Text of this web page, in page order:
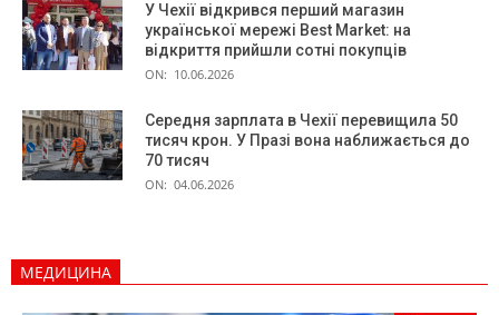
У Чехії відкрився перший магазин
української мережі Best Market: на
відкриття прийшли сотні покупців
ON: 10.06.2026
Середня зарплата в Чехії перевищила 50
тисяч крон. У Празі вона наближається до
70 тисяч
ON: 04.06.2026
МЕДИЦИНА